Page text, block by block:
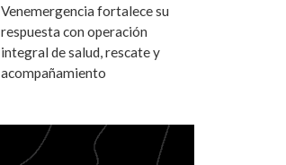
Venemergencia fortalece su
respuesta con operación
integral de salud, rescate y
acompañamiento